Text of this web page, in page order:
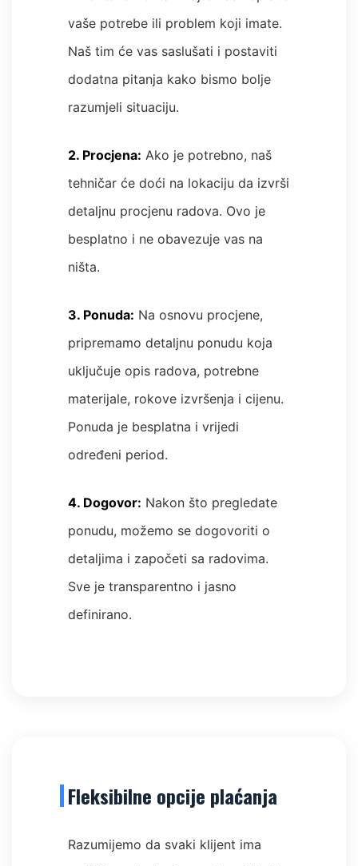
vaše potrebe ili problem koji imate.
Naš tim će vas saslušati i postaviti
dodatna pitanja kako bismo bolje
razumjeli situaciju.
2. Procjena: Ako je potrebno, naš
tehničar će doći na lokaciju da izvrši
detaljnu procjenu radova. Ovo je
besplatno i ne obavezuje vas na
ništa.
3. Ponuda: Na osnovu procjene,
pripremamo detaljnu ponudu koja
uključuje opis radova, potrebne
materijale, rokove izvršenja i cijenu.
Ponuda je besplatna i vrijedi
određeni period.
4. Dogovor: Nakon što pregledate
ponudu, možemo se dogovoriti o
detaljima i započeti sa radovima.
Sve je transparentno i jasno
definirano.
Fleksibilne opcije plaćanja
Razumijemo da svaki klijent ima